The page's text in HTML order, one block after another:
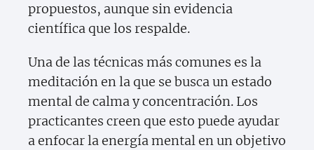
propuestos, aunque sin evidencia
científica que los respalde.
Una de las técnicas más comunes es la
meditación en la que se busca un estado
mental de calma y concentración. Los
practicantes creen que esto puede ayudar
a enfocar la energía mental en un objetivo